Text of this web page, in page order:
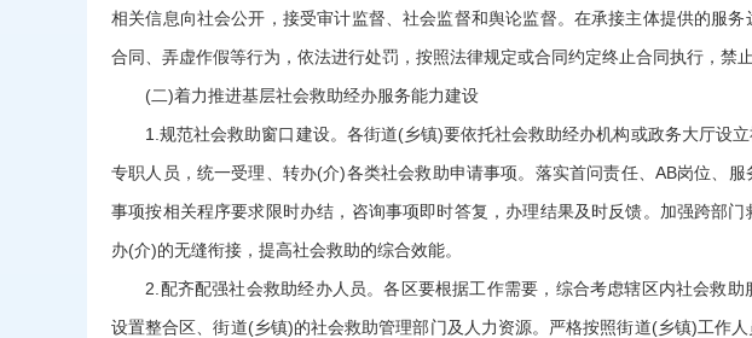
相关信息向社会公开，接受审计监督、社会监督和舆论监督。在承接主体提供的服
合同、弄虚作假等行为，依法进行处罚，按照法律规定或合同约定终止合同执行，禁
(二)着力推进基层社会救助经办服务能力建设
1.规范社会救助窗口建设。各街道(乡镇)要依托社会救助经办机构或政务大厅设立
专职人员，统一受理、转办(介)各类社会救助申请事项。落实首问责任、AB岗位、
事项按相关程序要求限时办结，咨询事项即时答复，办理结果及时反馈。加强跨部
办(介)的无缝衔接，提高社会救助的综合效能。
2.配齐配强社会救助经办人员。各区要根据工作需要，综合考虑辖区内社会救助
设置整合区、街道(乡镇)的社会救助管理部门及人力资源。严格按照街道(乡镇)工作